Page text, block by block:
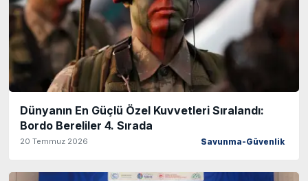
Dünyanın En Güçlü Özel Kuvvetleri Sıralandı:
Bordo Bereliler 4. Sırada
20 Temmuz 2026 Savunma-Güvenlik